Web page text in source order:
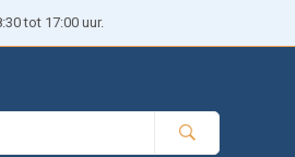
tot 17:00 uur.